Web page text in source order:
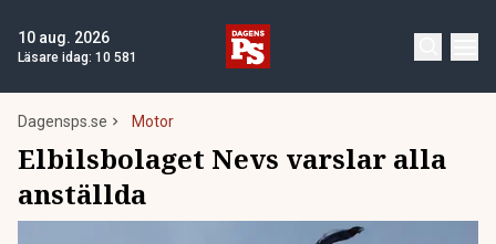
10 aug. 2026
Läsare idag: 10 581
Dagensps.se Motor
Elbilsbolaget Nevs varslar alla
anställda